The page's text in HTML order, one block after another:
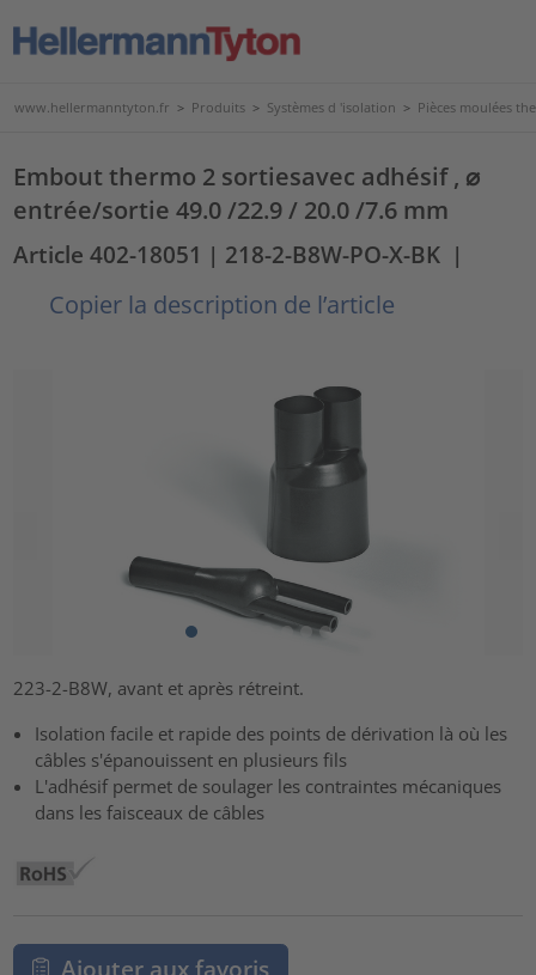
www.hellermanntyton.fr > Produits > Systèmes d 'isolation > Pièces moulées
Embout thermo 2 sortiesavec adhésif , ⌀
entrée/sortie 49.0 /22.9 / 20.0 /7.6 mm
Article 402-18051 | 218-2-B8W-PO-X-BK |
Copier la description de l’article
223-2-B8W, avant et après rétreint.
Isolation facile et rapide des points de dérivation là où les
câbles s'épanouissent en plusieurs fils
L'adhésif permet de soulager les contraintes mécaniques
dans les faisceaux de câbles
Ajouter aux favoris